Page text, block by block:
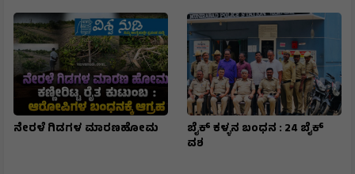
ನೇರಳೆ ಗಿಡಗಳ ಮಾರಣಹೋಮ
ಬೈಕ್ ಕಳ್ಳನ ಬಂಧನ : 24 ಬೈಕ್
ವಶ